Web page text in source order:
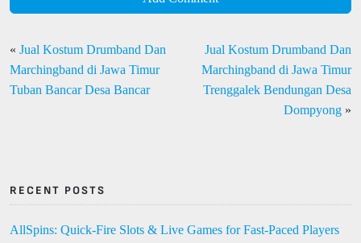
« Jual Kostum Drumband Dan
Marchingband di Jawa Timur
Tuban Bancar Desa Bancar
Jual Kostum Drumband Dan
Marchingband di Jawa Timur
Trenggalek Bendungan Desa
Dompyong »
RECENT POSTS
AllSpins: Quick‑Fire Slots & Live Games for Fast‑Paced Players